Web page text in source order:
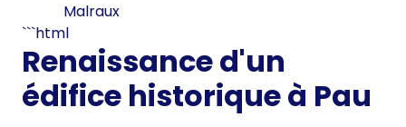
Malraux
```html
Renaissance d'un
édifice historique à Pau